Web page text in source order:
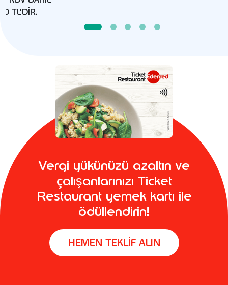
TL’DİR.
Vergi yükünüzü azaltın ve
çalışanlarınızı Ticket
Restaurant yemek kartı ile
ödüllendirin!
HEMEN TEKLİF ALIN